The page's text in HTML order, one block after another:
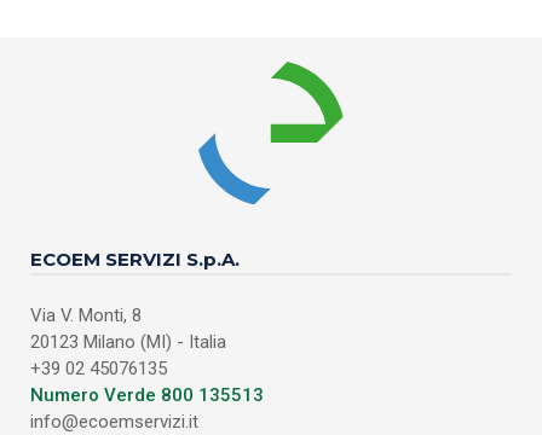
ECOEM SERVIZI S.p.A.
Via V. Monti, 8
20123 Milano (MI) - Italia
+39 02 45076135
Numero Verde 800 135513
info@ecoemservizi.it